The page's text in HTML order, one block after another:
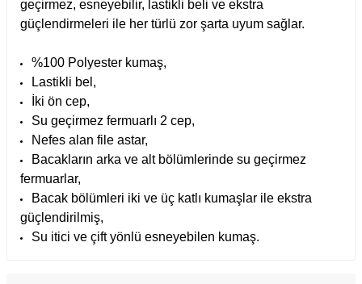
geçirmez, esneyebilir, lastikli beli ve ekstra
güçlendirmeleri ile her türlü zor şarta uyum sağlar.
%100 Polyester kumaş,
Lastikli bel,
İki ön cep,
Su geçirmez fermuarlı 2 cep,
Nefes alan file astar,
Bacakların arka ve alt bölümlerinde su geçirmez
fermuarlar,
Bacak bölümleri iki ve üç katlı kumaşlar ile ekstra
güçlendirilmiş,
Su itici ve çift yönlü esneyebilen kumaş.